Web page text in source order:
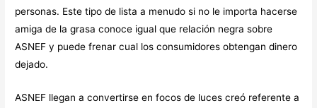
personas. Este tipo de lista a menudo si no le importa hacerse
amiga de la grasa conoce igual que relación negra sobre
ASNEF y puede frenar cual los consumidores obtengan dinero
dejado.
ASNEF llegan a convertirse en focos de luces creó referente a